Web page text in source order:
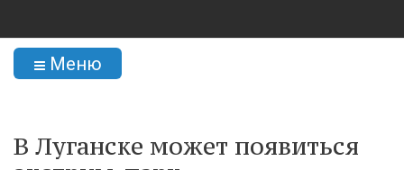
Меню
В Луганске может появиться